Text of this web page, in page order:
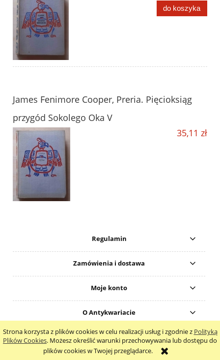
Strona korzysta z plików cookies w celu realizacji usług i zgodnie z Polityką
Plików Cookies. Możesz określić warunki przechowywania lub dostępu do
plików cookies w Twojej przeglądarce.
do koszyka
James Fenimore Cooper, Preria. Pięcioksiąg
przygód Sokolego Oka V
35,11 zł
Regulamin
Zamówienia i dostawa
Moje konto
O Antykwariacie
pokaż pełną wersję strony
Sklep internetowy Shoper.pl